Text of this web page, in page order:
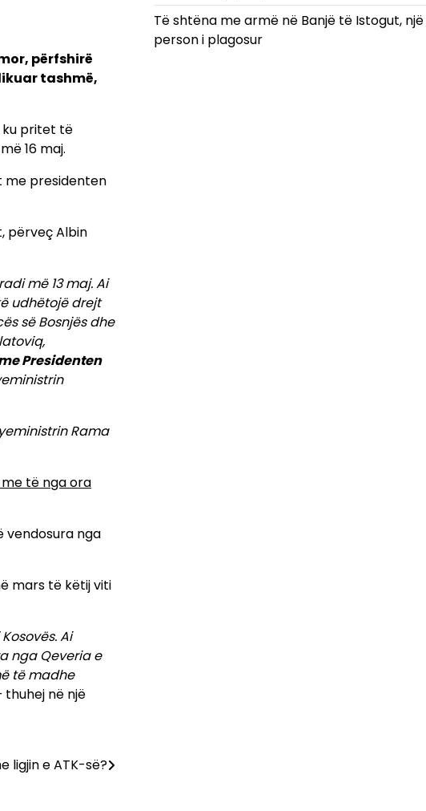
përfshirë
tashmë,
ku pritet të
16 maj.
me presidenten
përveç Albin
më 13 maj. Ai
udhëtojë drejt
së Bosnjës dhe
Presidenten
Rama
të nga ora
vendosura nga
mars të këtij viti
Ai
nga Qeveria e
të madhe
thuhej në një
ligjin e ATK-së?
Të shtëna me armë në Banjë të Istogut, një
person i plagosur